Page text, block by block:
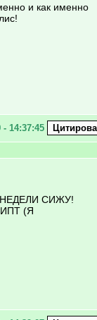
и как именно
- 14:37:45
СИЖУ!
(Я